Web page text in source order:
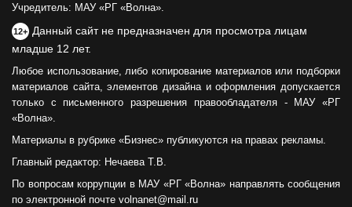
Учредитель: МАУ «РГ «Волна».
12+ Данный сайт не предназначен для просмотра лицам
младше 12 лет.
Любое использование, либо копирование материалов или подборки
материалов сайта, элементов дизайна и оформления допускается
только с письменного разрешения правообладателя - МАУ «РГ
«Волна».
Материалы в рубрике «Бизнес» публикуются на правах рекламы.
Главный редактор: Нечаева Т.В.
По вопросам коррупции в МАУ «РГ «Волна» направлять сообщения
по электронной почте volnanet@mail.ru